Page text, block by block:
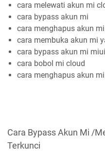
cara melewati akun mi
cara bypass akun mi
cara menghapus akun mi
cara membuka akun mi
cara bypass akun mi
cara bobol mi cloud
cara menghapus akun
Cara Bypass Akun Mi /
Terkunci